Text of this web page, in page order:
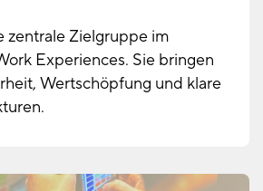
zentrale Zielgruppe im
Experiences. Sie bringen
Wertschöpfung und klare